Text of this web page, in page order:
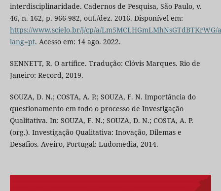
interdisciplinaridade. Cadernos de Pesquisa, São Paulo, v.
46, n. 162, p. 966-982, out./dez. 2016. Disponível em:
https://www.scielo.br/j/cp/a/Lm5MCLHGmLMhNsGTdBTKrWG/
lang=pt. Acesso em: 14 ago. 2022.
SENNETT, R. O artífice. Tradução: Clóvis Marques. Rio de
Janeiro: Record, 2019.
SOUZA, D. N.; COSTA, A. P.; SOUZA, F. N. Importância do
questionamento em todo o processo de Investigação
Qualitativa. In: SOUZA, F. N.; SOUZA, D. N.; COSTA, A. P.
(org.). Investigação Qualitativa: Inovação, Dilemas e
Desafios. Aveiro, Portugal: Ludomedia, 2014.